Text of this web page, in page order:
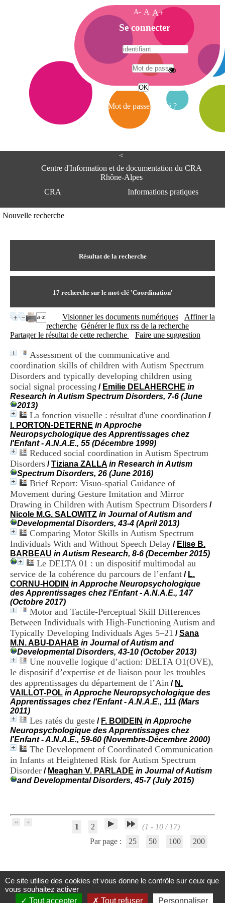
<
Centre d'Information et de documentation du CRA
Rhône-Alpes
CRA
Informations pratiques
Centre Hospitalier le Vinatier
Horaires
9h00-12h00 13h30-16h00
+33(0)4 37 91 54 65
Fax:+33(0)4 37 91 54 37
Mail
Nouvelle recherche
Résultat de la recherche
17recherche sur le mot-clé 'Coordination'
Visionner les documents numériques
Affiner la
recherche Générer le flux rss de la recherche
Partager le résultat de cette recherche
Faire une suggestion
Assessment of the communicative and
coordination skills of children with Autism Spectrum
Disorders and typically developing children using
social signal processing / Emilie DELAHERCHE in
Research in Autism Spectrum Disorders, 7-6 (June
2013)
La fonction visuelle : résultat d'une coordination /
I. PORTON-DETERNE in Approche
Neuropsychologique des Apprentissages chez
l'Enfant - A.N.A.E., 55 (Décembre 1999)
Reduced social coordination in Autism Spectrum
Disorders /Tiziana ZALLA in Research in Autism
Spectrum Disorders, 26 (June 2016)
Brief Report: Visuo-spatial Guidance of
Movement during Gesture Imitation and Mirror
Drawing in Children with Autism Spectrum Disorders /
Nicole M.G. SALOWITZ in Journal of Autism and
Developmental Disorders, 43-4 (April 2013)
Comparing Motor Skills in Autism Spectrum
Individuals With and Without Speech Delay / Elise B.
BARBEAU in Autism Research, 8-6 (December 2015)
Le DELTA 01 : un dispositif multimodal au
service de la cohérence du parcours de l’enfant / L.
CORNU-HODIN in Approche Neuropsychologique
des Apprentissages chez l'Enfant - A.N.A.E., 147
(Octobre 2017)
Motor and Tactile-Perceptual Skill Differences
Between Individuals with High-Functioning Autism and
Typically Developing Individuals Ages 5–21 /Sana
M.N. ABU-DAHAB in Journal of Autism and
Developmental Disorders, 43-10 (October 2013)
Une nouvelle logique d’action: DELTA O1(OVE),
le dispositif d’expertise et de liaison pour les troubles
des apprentissages du département de l’Ain / N.
VAILLOT-POL in Approche Neuropsychologique des
Apprentissages chez l'Enfant - A.N.A.E., 111 (Mars
2011)
Les ratés du geste / F. BOIDEIN in Approche
Neuropsychologique des Apprentissages chez
l'Enfant - A.N.A.E., 59-60 (Novembre-Décembre 2000)
The Development of Coordinated Communication
in Infants at Heightened Risk for Autism Spectrum
Disorder / Meaghan V. PARLADE in Journal of Autism
and Developmental Disorders, 45-7 (July 2015)
1 2
(1 - 10 / 17)
Par page :
25 50 100 200
Centre d'Information et de Documentation
du CRA Rhône-Alpes
A- A A+
A
c
c
e
i
Se connecter
Mot de passe oublié ?
A
e
e
n
o
m
t
n
t
e
D
o
u
m
e
n
t
a
t
i
o
n
d
u
R
A
R
h
ô
n
e
-
A
l
e
s
C
e
n
t
r
e
H
o
s
i
t
a
l
i
e
r
l
a
,
b
â
Ce site utilise des cookies et vous donne le contrôle sur ceux que
vous souhaitez activer
Tout accepter
Tout refuser Personnaliser